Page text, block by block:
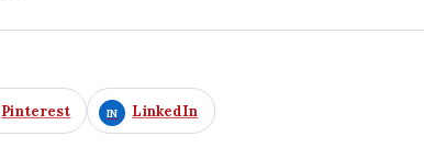
Pinterest LinkedIn